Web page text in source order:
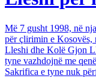
Më 7 gusht 1998, në
për çlirimin e Kosovës,
Lleshi dhe Kolë Gjon
tyne vazhdojnë me
Sakrifica e tyne nuk